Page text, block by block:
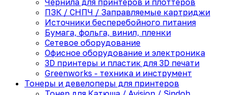
Чернила для принтеров и плоттеров
ПЗК / СНПЧ / Заправляемые картриджи
Источники бесперебойного питания
Бумага, фольга, винил, пленки
Сетевое оборудование
Офисное оборудование и электроника
3D принтеры и пластик для 3D печати
Greenworks - техника и инструмент
Тонеры и девелоперы для принтеров